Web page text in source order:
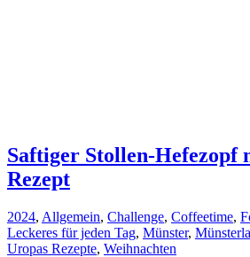
Saftiger Stollen-Hefezopf
Rezept
2024, Allgemein, Challenge, Coffeetime,
Leckeres für jeden Tag, Münster,
Uropas Rezepte, Weihnachten